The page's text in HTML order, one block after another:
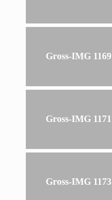
Gross-IMG 1169
Gross-IMG 1171
Gross-IMG 1173